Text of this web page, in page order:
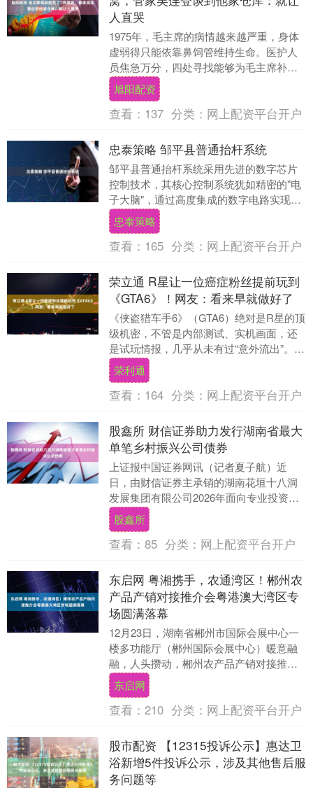
人直哭
1975年，毛主席的病情越来越严重，身体
虚弱得只能依靠鼻饲管维持生命。医护人
员焦急万分，四处寻找能够为毛主席补充
营养的方法。就在这个紧急时刻，一位中
年男子送来了....
旭阳配资
查看： 137 分类： 网上配资平台开户
忠泰策略 邹平县普通抬杆系统
邹平县普通抬杆系统采用先进的数字芯片
控制技术，其核心控制系统犹如精密的"电
子大脑"，通过高度集成的数字电路实现毫
秒级响应，系统稳定性堪比瑞士钟表，误
动作概率严格....
忠泰策略
查看： 165 分类： 网上配资平台开户
荣立通 R星让一位癌症粉丝提前玩到
《GTA6》！网友：看来早就做好了
《侠盗猎车手6》（GTA6）绝对是R星的顶
级机密，不管是内部测试、实机画面，还
是试玩情报，几乎从未有过“意外流出”。
但最近，R 星却主动打破了自己的规则。
而....
荣利通
查看： 164 分类： 网上配资平台开户
股鑫所 财信证券助力发行湖南省最大
单笔乡村振兴公司债券
上证报中国证券网讯（记者夏子航）近
日，由财信证券主承销的湖南花垣十八洞
发展集团有限公司2026年面向专业投资者
非公开发行乡村振兴公司债券（第一期）
（简称“26花....
股鑫所
查看： 85 分类： 网上配资平台开户
东启网 粤湘携手，农通湾区！郴州农
产品产销对接推介会粤港澳大湾区专
场圆满落幕
12月23日，湖南省郴州市国际会展中心一
楼多功能厅（郴州国际会展中心）暖意融
融，人头攒动，郴州农产品产销对接推介
会（粤港澳大湾区专场）在此圆满举办。
作为深化粤湘....
东启网
查看： 210 分类： 网上配资平台开户
股市配资 【12315投诉公示】惠达卫
浴新增5件投诉公示，涉及其他售后服
务问题等